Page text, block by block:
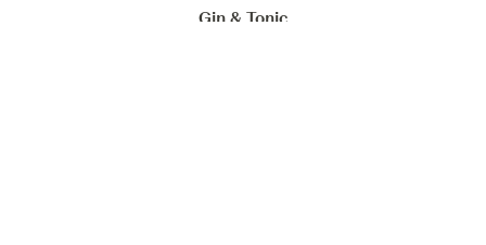
Gin & Tonic